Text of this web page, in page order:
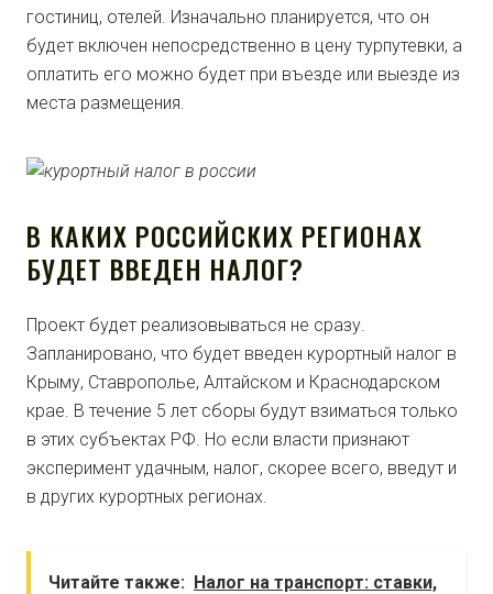
гостиниц, отелей. Изначально планируется, что он
будет включен непосредственно в цену турпутевки, а
оплатить его можно будет при въезде или выезде из
места размещения.
В КАКИХ РОССИЙСКИХ РЕГИОНАХ
БУДЕТ ВВЕДЕН НАЛОГ?
Проект будет реализовываться не сразу.
Запланировано, что будет введен курортный налог в
Крыму, Ставрополье, Алтайском и Краснодарском
крае. В течение 5 лет сборы будут взиматься только
в этих субъектах РФ. Но если власти признают
эксперимент удачным, налог, скорее всего, введут и
в других курортных регионах.
Читайте также: Налог на транспорт: ставки,